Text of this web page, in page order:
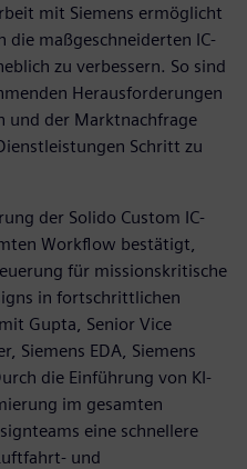
mit Siemens ermöglicht
die maßgeschneiderten IC-
zu verbessern. So sind
Herausforderungen
und der Marktnachfrage
Schritt zu
der Solido Custom IC-
Workflow bestätigt,
für missionskritische
in fortschrittlichen
Gupta, Senior Vice
Siemens EDA, Siemens
die Einführung von KI-
im gesamten
eine schnellere
und